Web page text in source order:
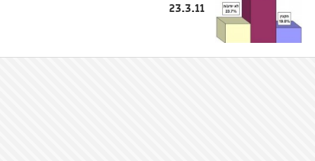
23.3.11